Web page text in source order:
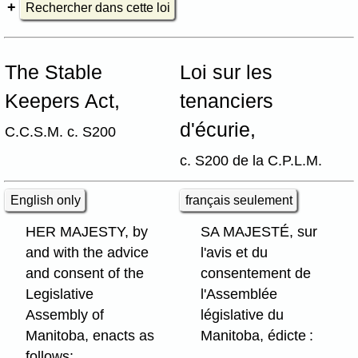
Rechercher dans cette loi
The Stable
Keepers Act,
C.C.S.M. c. S200
Loi sur les
tenanciers
d'écurie,
c. S200 de la C.P.L.M.
English only français seulement
HER MAJESTY, by
and with the advice
and consent of the
Legislative
Assembly of
Manitoba, enacts as
SA MAJESTÉ, sur
l'avis et du
consentement de
l'Assemblée
législative du
Manitoba, édicte :